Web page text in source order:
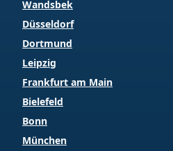
Wandsbek
Düsseldorf
Dortmund
Leipzig
Frankfurt am Main
Bielefeld
Bonn
München